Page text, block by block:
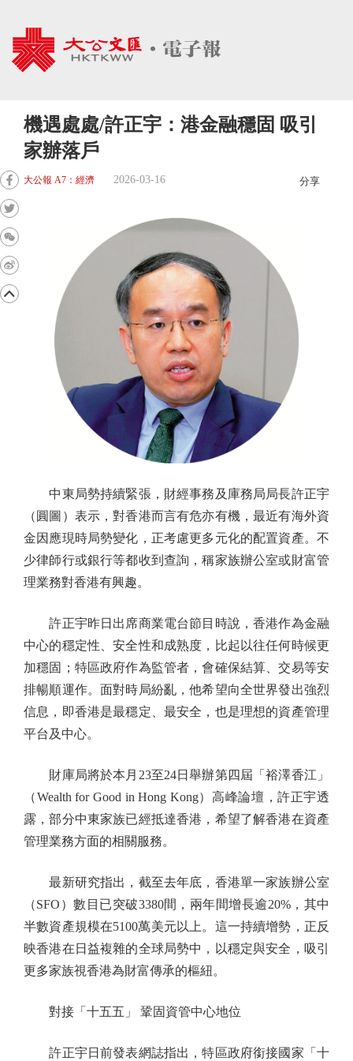
機遇處處/許正宇：港金融穩固 吸引
家辦落戶
大公報 A7：經濟 2026-03-16 分享
中東局勢持續緊張，財經事務及庫務局局長許正宇
（圓圖）表示，對香港而言有危亦有機，最近有海外資
金因應現時局勢變化，正考慮更多元化的配置資產。不
少律師行或銀行等都收到查詢，稱家族辦公室或財富管
理業務對香港有興趣。
許正宇昨日出席商業電台節目時說，香港作為金融
中心的穩定性、安全性和成熟度，比起以往任何時候更
加穩固；特區政府作為監管者，會確保結算、交易等安
排暢順運作。面對時局紛亂，他希望向全世界發出強烈
信息，即香港是最穩定、最安全，也是理想的資產管理
平台及中心。
財庫局將於本月23至24日舉辦第四屆「裕澤香江」
（Wealth for Good in Hong Kong）高峰論壇，許正宇透
露，部分中東家族已經抵達香港，希望了解香港在資產
管理業務方面的相關服務。
最新研究指出，截至去年底，香港單一家族辦公室
（SFO）數目已突破3380間，兩年間增長逾20%，其中
半數資產規模在5100萬美元以上。這一持續增勢，正反
映香港在日益複雜的全球局勢中，以穩定與安全，吸引
更多家族視香港為財富傳承的樞紐。
對接「十五五」 鞏固資管中心地位
許正宇日前發表網誌指出，特區政府銜接國家「十